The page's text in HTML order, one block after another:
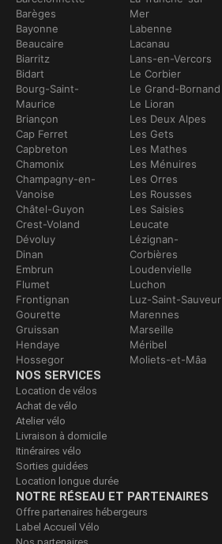
Barèges
Bayonne
Beaucaire
Biarritz
Bidart
Bourg-Saint-
Maurice
Briançon
Cap Ferret
Capbreton
Chamonix
Champagny-en-
Vanoise
Châtel-Guyon
Crest-Voland
Dévoluy
Dinan
Embrun
Flumet
Frontignan
Gourette
Gruissan
Hendaye
Hossegor
Mer
Labenne
Lacanau
Lans-en-Vercors
Le Corbier
Le Grand-Bornand
Le Lioran
Les Deux Alpes
Les Gets
Les Mathes
Les Ménuires
Les Orres
Les Rousses
Les Saisies
Leucate
Lézignan-
Corbières
Loudenvielle
Luchon
Luz-Saint-Sauveur
Marennes
Marseille
Méribel
Moliets-et-Mâa
NOS SERVICES
Location de vélos
Achat de vélo
Atelier vélo
Livraison à domicile
Itinéraires vélo
Sorties guidées
Location longue durée
NOTRE RÉSEAU ET PARTENAIRES
Offre partenaires hébergeurs
Label Accueil Vélo